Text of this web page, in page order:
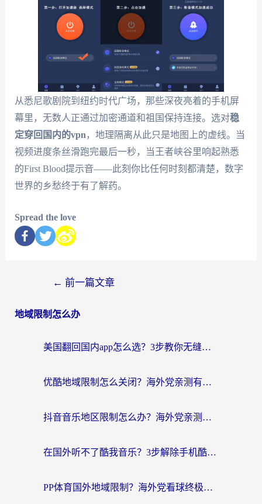
从悉尼歌剧院到纽约时代广场，那些深夜亮着的手机屏
幕里，无数人正通过加密通道和祖国保持连接。选对稳
定穿回国内的vpn ，地理隔离从此只是地图上的虚线。当
视频进度条丝滑跑完最后一秒，当王者峡谷里响起熟悉
的First Blood提示音——此刻你比任何时刻都清楚，数字
世界的乡愁终于有了解药。
Spread the love
← 前一篇文章
地域限制怎么办
美国翻回国内app怎么选？3步教你无缝刷剧、登12123、访问国内网站
优酷地域限制怎么关闭？海外党亲测有效的追剧加速器选择指南
抖音音乐地区限制怎么办？海外党亲测有效的听歌自由指南
在国外听不了酷我音乐？3步解除手机酷我音乐海外限制，附实测好用加速器
PP体育国外地域限制？海外党看球终极方案：从欧洲杯到奥运会，中文解说不卡顿！